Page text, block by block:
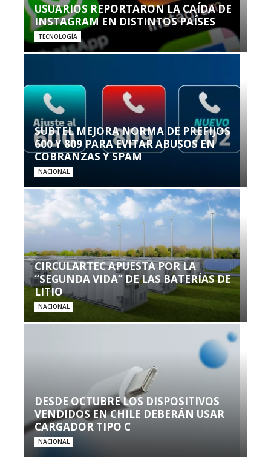
USUARIOS REPORTARON LA CAÍDA DE
INSTAGRAM EN DISTINTOS PAÍSES
TECNOLOGÍA
SUBTEL MEJORA NORMA DE PREFIJOS
600 Y 809 PARA EVITAR ABUSOS EN
COBRANZAS Y SPAM
NACIONAL
CIRCULARTEC APUESTA POR LA
“SEGUNDA VIDA” DE LAS BATERÍAS DE
LITIO
NACIONAL
DESDE OCTUBRE LOS DISPOSITIVOS
VENDIDOS EN CHILE DEBERÁN USAR
CARGADOR TIPO C
NACIONAL